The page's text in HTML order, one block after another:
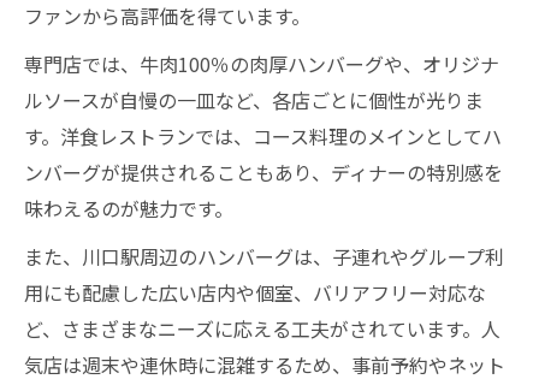
ファンから高評価を得ています。
専門店では、牛肉100％の肉厚ハンバーグや、オリジナ
ルソースが自慢の一皿など、各店ごとに個性が光りま
す。洋食レストランでは、コース料理のメインとしてハ
ンバーグが提供されることもあり、ディナーの特別感を
味わえるのが魅力です。
また、川口駅周辺のハンバーグは、子連れやグループ利
用にも配慮した広い店内や個室、バリアフリー対応な
ど、さまざまなニーズに応える工夫がされています。人
気店は週末や連休時に混雑するため、事前予約やネット